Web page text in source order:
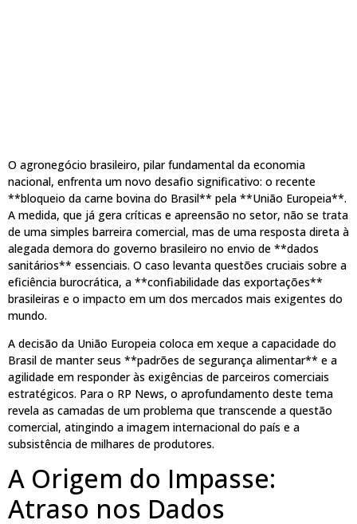
O agronegócio brasileiro, pilar fundamental da economia
nacional, enfrenta um novo desafio significativo: o recente
**bloqueio da carne bovina do Brasil** pela **União Europeia**.
A medida, que já gera críticas e apreensão no setor, não se trata
de uma simples barreira comercial, mas de uma resposta direta à
alegada demora do governo brasileiro no envio de **dados
sanitários** essenciais. O caso levanta questões cruciais sobre a
eficiência burocrática, a **confiabilidade das exportações**
brasileiras e o impacto em um dos mercados mais exigentes do
mundo.
A decisão da União Europeia coloca em xeque a capacidade do
Brasil de manter seus **padrões de segurança alimentar** e a
agilidade em responder às exigências de parceiros comerciais
estratégicos. Para o RP News, o aprofundamento deste tema
revela as camadas de um problema que transcende a questão
comercial, atingindo a imagem internacional do país e a
subsistência de milhares de produtores.
A Origem do Impasse:
Atraso nos Dados